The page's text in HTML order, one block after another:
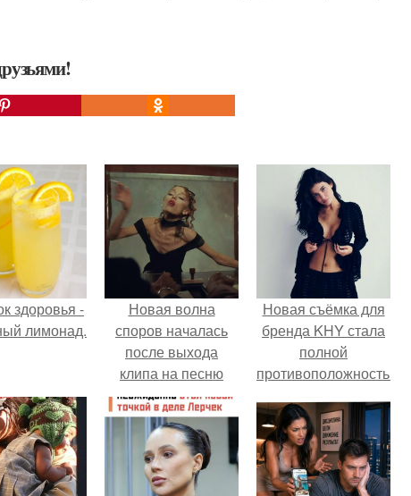
здоровья -
лимонад.
Новая волна
споров началась
после выхода
клипа на песню
Petal.
Новая съёмка для
бренда KHY стала
полной
противоположностью
кайли
ассоциировалась
последние годы.